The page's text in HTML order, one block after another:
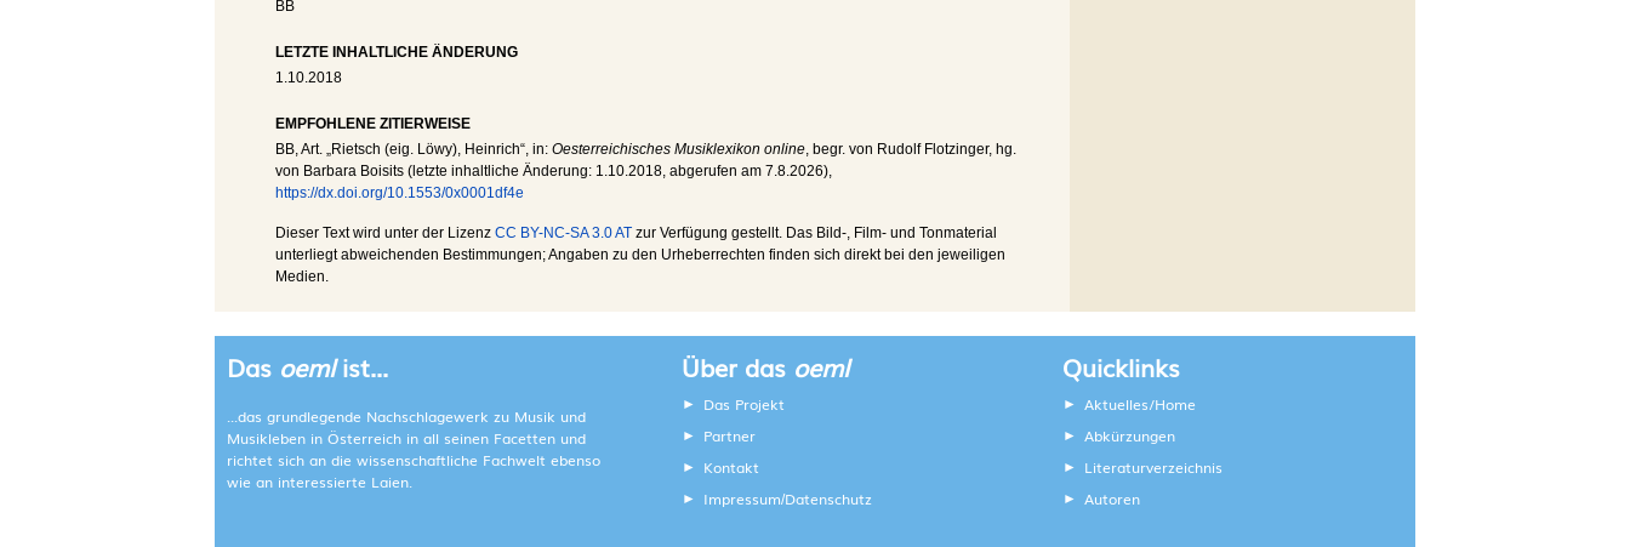
BB
LETZTE INHALTLICHE ÄNDERUNG
1.10.2018
EMPFOHLENE ZITIERWEISE
BB, Art. „Rietsch (eig. Löwy), Heinrich“, in: Oesterreichisches Musiklexikon online, begr. von Rudolf Flotzinger, hg.
von Barbara Boisits (letzte inhaltliche Änderung: 1.10.2018, abgerufen am 7.8.2026),
https://dx.doi.org/10.1553/0x0001df4e
Dieser Text wird unter der Lizenz CC BY-NC-SA 3.0 AT zur Verfügung gestellt. Das Bild-, Film- und Tonmaterial
unterliegt abweichenden Bestimmungen; Angaben zu den Urheberrechten finden sich direkt bei den jeweiligen
Medien.
Das oemlist...
...das grundlegende Nachschlagewerk zu Musik und
Musikleben in Österreich in all seinen Facetten und
richtet sich an die wissenschaftliche Fachwelt ebenso
wie an interessierte Laien.
Über das oeml
Das Projekt
Partner
Kontakt
Impressum/Datenschutz
Quicklinks
Aktuelles/Home
Abkürzungen
Literaturverzeichnis
Autoren